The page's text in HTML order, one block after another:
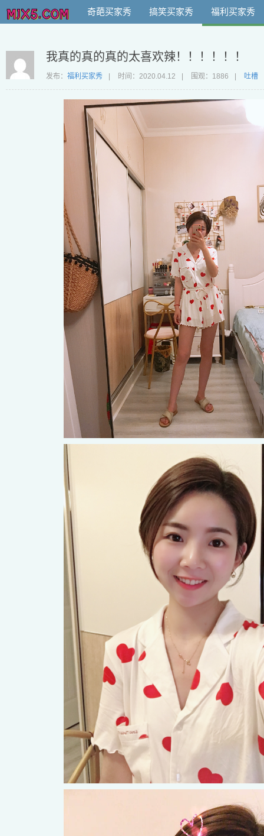
奇葩买家秀 搞笑买家秀 福利买家秀
我真的真的真的太喜欢辣！！！！！！
发布： 福利买家秀 时间： 2020.04.12 围观：1886 吐槽